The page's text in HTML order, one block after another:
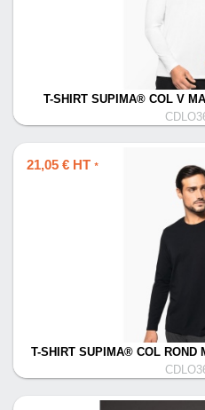
T-SHIRT SUPIMA® COL V
21,05 € HT *
T-SHIRT SUPIMA® COL ROND